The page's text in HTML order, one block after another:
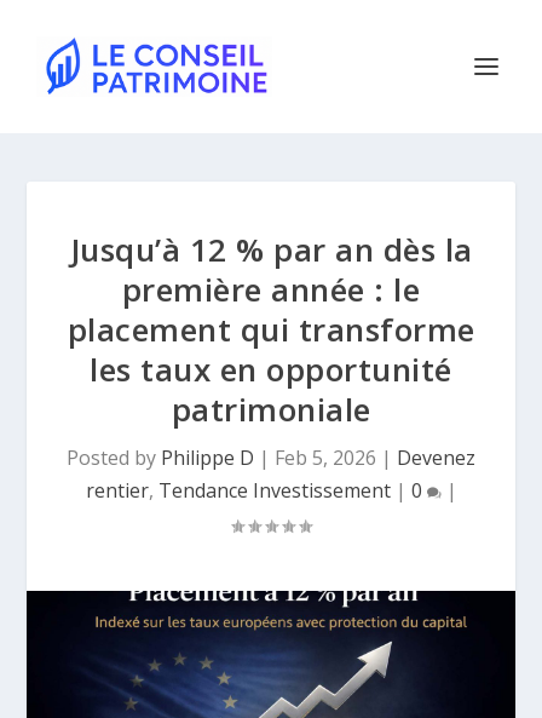
Jusqu’à 12 % par an dès la
première année : le
placement qui transforme
les taux en opportunité
patrimoniale
Posted by Philippe D | Feb 5, 2026 | Devenez
rentier, Tendance Investissement| 0 |